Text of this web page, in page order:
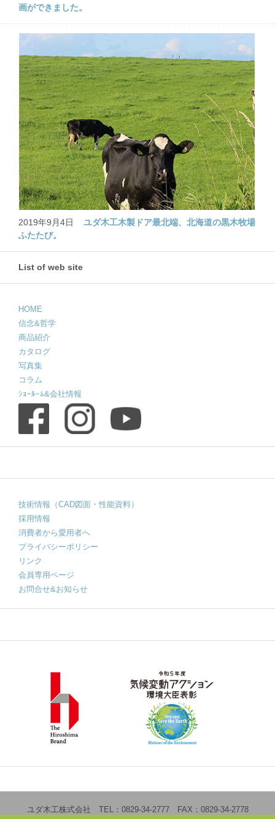
画ができました。
2019年9月4日 ユダ木工木製ドア最北端、北海道の黒木牧場
ふたたび。
List of web site
HOME
信念&哲学
商品紹介
カタログ
写真集
コラム
ｼｮｰﾙｰﾑ&会社情報
技術情報（CAD図面・性能資料）
採用情報
消費者から愛用者へ
プライバシーポリシー
リンク
会員専用ページ
お問合せ&お知らせ
ユダ木工株式会社 TEL：0829-34-2777 FAX：0829-34-2778